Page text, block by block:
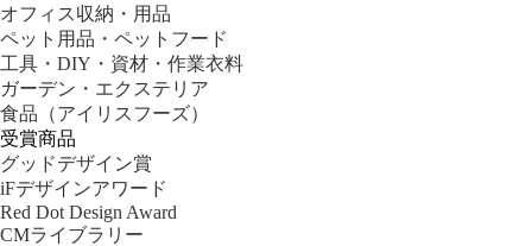
オフィス収納・用品
ペット用品・ペットフード
工具・DIY・資材・作業衣料
ガーデン・エクステリア
食品 （アイリスフーズ）
受賞商品
グッドデザイン賞
iFデザインアワード
Red Dot Design Award
CMライブラリー